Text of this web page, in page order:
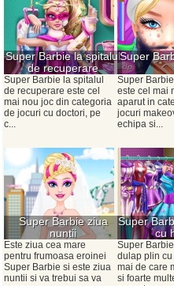
Super Barbie la spitalul
de recuperare
Super Barbie la spitalul
de recuperare este cel
mai nou joc din categoria
de jocuri cu doctori, pe
c...
Super
Super
este cel mai
aparut in
jocuri
echipa si...
Super Barbie ziua
nuntii
Este ziua cea mare
pentru frumoasa eroinei
Super Barbie si este ziua
nuntii si va trebui sa va
Super
cu
Super
dulap plin
mai de care
si foarte